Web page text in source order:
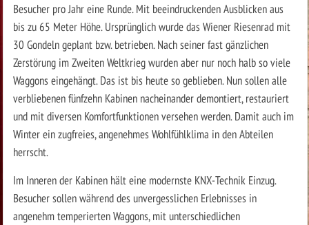
Besucher pro Jahr eine Runde. Mit beeindruckenden Ausblicken aus
bis zu 65 Meter Höhe. Ursprünglich wurde das Wiener Riesenrad mit
30 Gondeln geplant bzw. betrieben. Nach seiner fast gänzlichen
Zerstörung im Zweiten Weltkrieg wurden aber nur noch halb so viele
Waggons eingehängt. Das ist bis heute so geblieben. Nun sollen alle
verbliebenen fünfzehn Kabinen nacheinander demontiert, restauriert
und mit diversen Komfortfunktionen versehen werden. Damit auch im
Winter ein zugfreies, angenehmes Wohlfühlklima in den Abteilen
herrscht.
Im Inneren der Kabinen hält eine modernste KNX-Technik Einzug.
Besucher sollen während des unvergesslichen Erlebnisses in
angenehm temperierten Waggons, mit unterschiedlichen